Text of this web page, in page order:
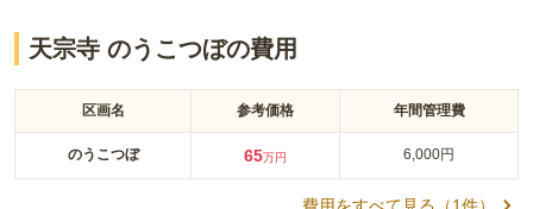
天宗寺 のうこつぼの費用
区画名 参考価格 年間管理費
のうこつぼ 65万円 6,000円